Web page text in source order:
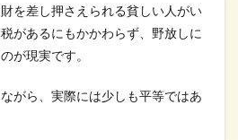
を差し押さえられる貧しい人がい
があるにもかかわらず、野放しに
が現実です。
がら、実際には少しも平等ではあ